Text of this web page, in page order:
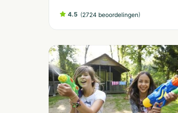
4.5 (2724 beoordelingen)